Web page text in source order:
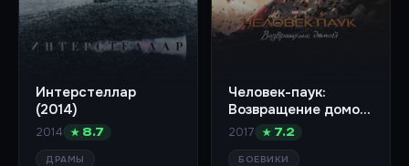
Интерстеллар
(2014)
2014 ★ 8.7
ДРАМЫ
Человек-паук:
Возвращение домой
(2017)
2017 ★ 7.2
БОЕВИКИ